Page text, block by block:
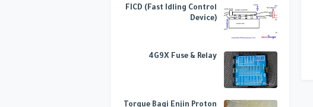
FICD (Fast Idling Control
Device)
4G9X Fuse & Relay
Torque Bagi Enjin Proton